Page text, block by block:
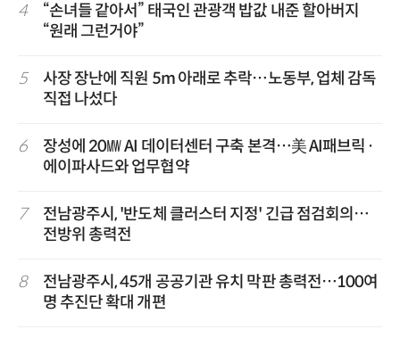
4
“손녀들 같아서” 태국인 관광객 밥값 내준 할아버지
“원래 그런거야”
5
사장 장난에 직원 5m 아래로 추락…노동부, 업체 감독
직접 나섰다
6
장성에 20㎿ AI 데이터센터 구축 본격…美 AI패브릭·
에이파사드와 업무협약
7
전남광주시, '반도체 클러스터 지정' 긴급 점검회의…
전방위 총력전
8
전남광주시, 45개 공공기관 유치 막판 총력전…100여
명 추진단 확대 개편